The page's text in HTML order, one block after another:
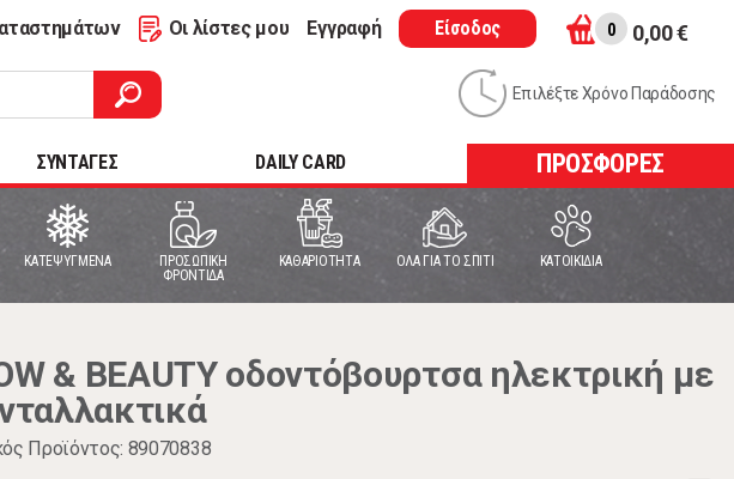
Οι λίστες μου Εγγραφή Είσοδος 0 0,00 €
Επιλέξτε Χρόνο Παράδοσης
ΣΥΝΤΑΓΕΣ DAILY CARD ΠΡΟΣΦΟΡΕΣ
ΚΑΤΕΨΥΓΜΕΝΑ
ΠΡΟΣΩΠΙΚΗ
ΦΡΟΝΤΙΔΑ
ΚΑΘΑΡΙΟΤΗΤΑ ΟΛΑ ΓΙΑ ΤΟ ΣΠΙΤΙ ΚΑΤΟΙΚΙΔΙΑ
& BEAUTY οδοντόβουρτσα ηλεκτρική με
Προϊόντος: 89070838